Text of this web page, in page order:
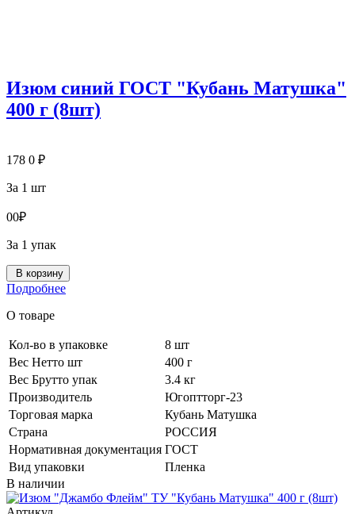
Изюм синий ГОСТ "Кубань Матушка"
400 г (8шт)
178 0 ₽
За 1 шт
00₽
За 1 упак
В корзину
Подробнее
О товаре
Кол-во в упаковке
8 шт
Вес Нетто шт
400 г
Вес Брутто упак
3.4 кг
Производитель
Югоптторг-23
Торговая марка
Кубань Матушка
Страна
РОССИЯ
Нормативная документация ГОСТ
Вид упаковки
Пленка
В наличии